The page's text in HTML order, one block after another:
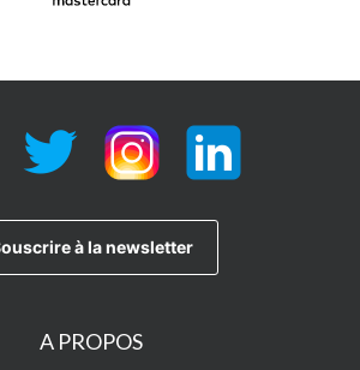
A PROPOS